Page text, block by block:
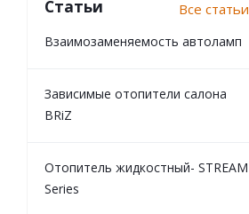
Статьи Все статьи
Взаимозаменяемость автоламп
Зависимые отопители салона
BRiZ
Отопитель жидкостный- STREAM
Series